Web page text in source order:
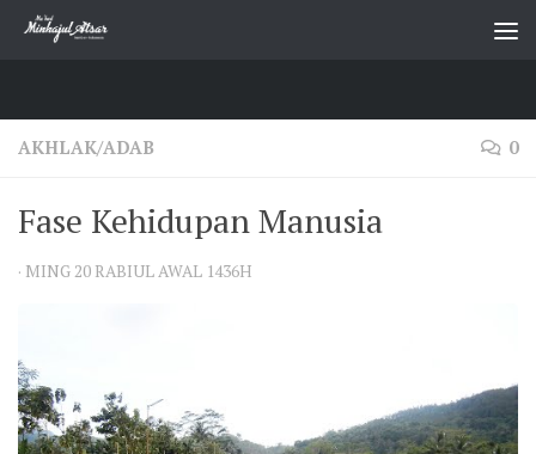
Skip to content
AKHLAK/ADAB 0
Fase Kehidupan Manusia
· MING 20 RABIUL AWAL 1436H